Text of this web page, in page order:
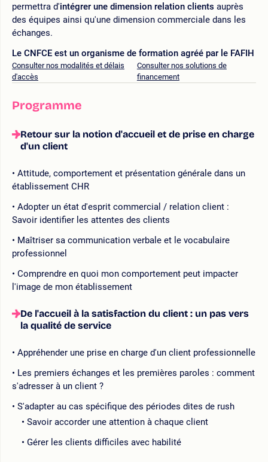
permettra d'intégrer une dimension relation clients auprès
des équipes ainsi qu'une dimension commerciale dans les
échanges.
Le CNFCE est un organisme de formation agréé par le FAFIH
Consulter nos modalités et délais
d'accès
Consulter nos solutions de
financement
Programme
Retour sur la notion d'accueil et de prise en charge
d'un client
Attitude, comportement et présentation générale dans un
établissement CHR
Adopter un état d'esprit commercial / relation client :
Savoir identifier les attentes des clients
Maîtriser sa communication verbale et le vocabulaire
professionnel
Comprendre en quoi mon comportement peut impacter
l'image de mon établissement
De l'accueil à la satisfaction du client : un pas vers
la qualité de service
Appréhender une prise en charge d'un client professionnelle
Les premiers échanges et les premières paroles : comment
s'adresser à un client ?
S'adapter au cas spécifique des périodes dites de rush
Savoir accorder une attention à chaque client
Gérer les clients difficiles avec habilité